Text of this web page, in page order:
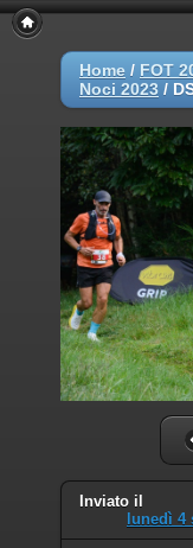
Home / FOT
Noci 2023 /
Inviato il
lunedì 4